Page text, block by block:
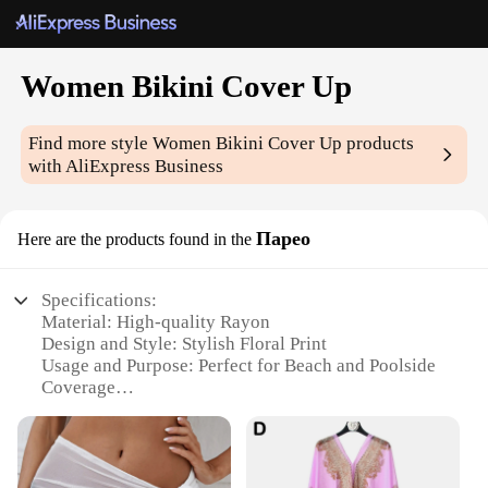
Women Bikini Cover Up
Find more styleWomen Bikini Cover Up products
with AliExpress Business
Here are the products found in the Парео
Specifications:
Material: High-quality Rayon
Design and Style: Stylish Floral Print
Usage and Purpose: Perfect for Beach and Poolside
Coverage
Performance and Property: Lightweight and
Breathable
Parts and Accessories: Includes a matching Belt